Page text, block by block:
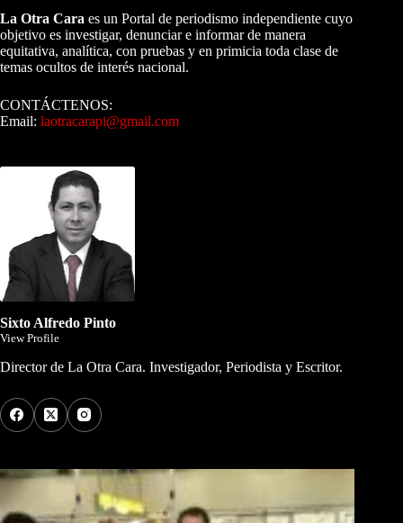
La Otra Cara es un Portal de periodismo independiente cuyo
objetivo es investigar, denunciar e informar de manera
equitativa, analítica, con pruebas y en primicia toda clase de
temas ocultos de interés nacional.
CONTÁCTENOS:
Email: laotracarapi@gmail.com
Sixto Alfredo Pinto
View Profile
Director de La Otra Cara. Investigador, Periodista y Escritor.